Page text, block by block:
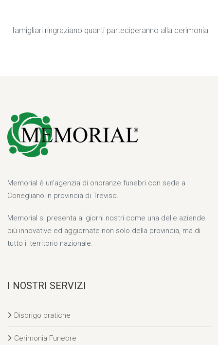
I famigliari ringraziano quanti parteciperanno alla cerimonia.
Memorial è un’agenzia di onoranze funebri con sede a
Conegliano in provincia di Treviso.
Memorial si presenta ai giorni nostri come una delle aziende
più innovative ed aggiornate non solo della provincia, ma di
tutto il territorio nazionale.
I NOSTRI SERVIZI
Disbrigo pratiche
Cerimonia Funebre